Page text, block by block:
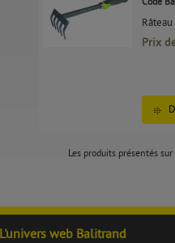
Prix
Les produits présentés
L'univers web Balitrand